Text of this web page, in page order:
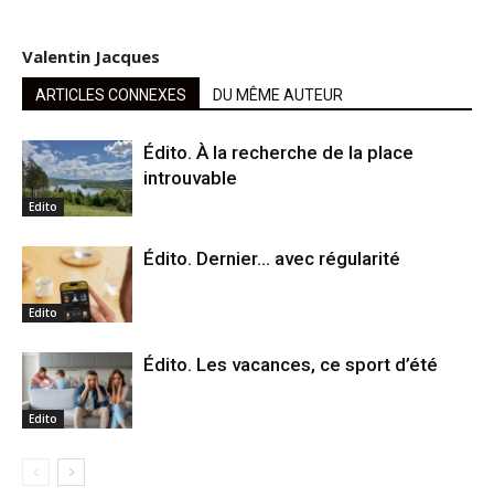
Valentin Jacques
ARTICLES CONNEXES DU MÊME AUTEUR
Edito
Édito. À la recherche de la place
introuvable
Edito
Édito. Dernier… avec régularité
Edito
Édito. Les vacances, ce sport d’été